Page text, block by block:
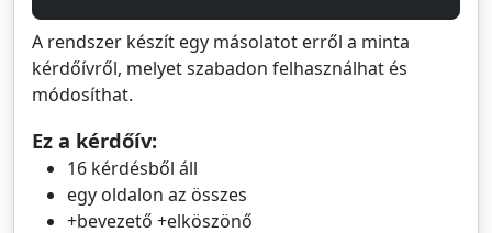
A rendszer készít egy másolatot erről a minta
kérdőívről, melyet szabadon felhasználhat és
módosíthat.
Ez a kérdőív:
16 kérdésből áll
egy oldalon az összes
+bevezető +elköszönő